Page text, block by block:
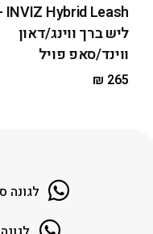
Leash -
ליש ברך ווינג/דאון
ווינד/סאפ פויל
₪ 265
לגונה